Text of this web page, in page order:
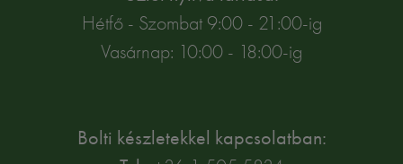
Hétfő - Szombat 9:00 - 21:00-ig
Vasárnap: 10:00 - 18:00-ig
Bolti készletekkel kapcsolatban: